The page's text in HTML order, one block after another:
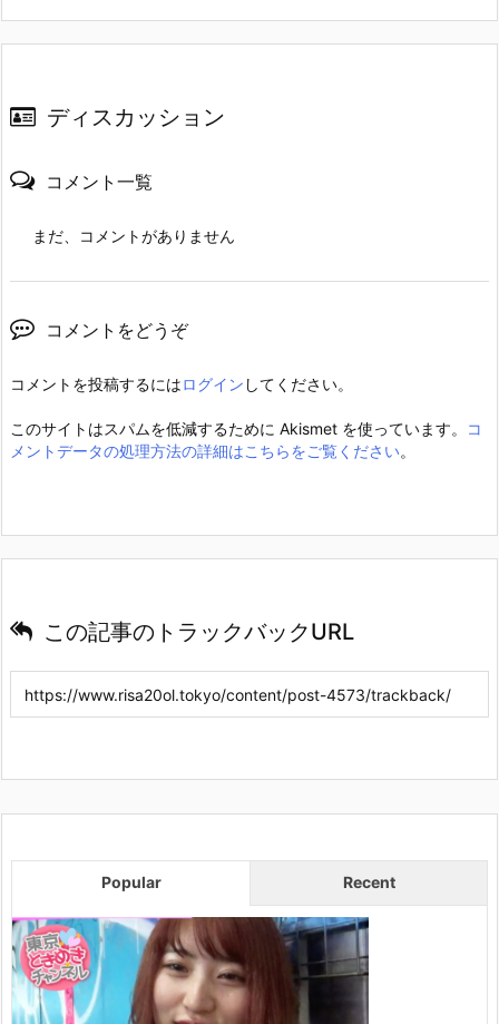
ディスカッション
コメント一覧
まだ、コメントがありません
コメントをどうぞ
コメントを投稿するにはログイン してください。
このサイトはスパムを低減するために Akismet を使っています。
コ
メントデータの処理方法の詳細はこちらをご覧ください。
この記事のトラックバックURL
Popular Recent